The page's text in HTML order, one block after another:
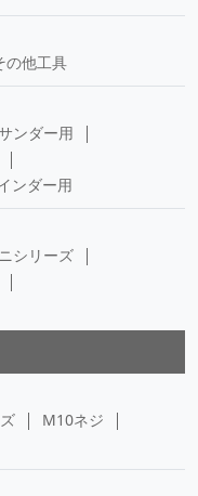
の他工具
ンダー用
ンダー用
シリーズ
M10ネジ